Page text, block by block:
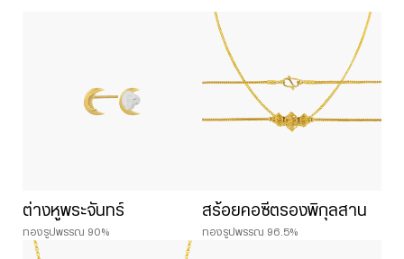
ต่างหูพระจันทร์
ทองรูปพรรณ 90%
สร้อยคอซีตรองพิกุลสาน
ทองรูปพรรณ 96.5%